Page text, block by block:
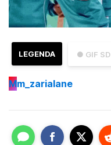
● GIF SD
LEGENDA
Mm_zarialane